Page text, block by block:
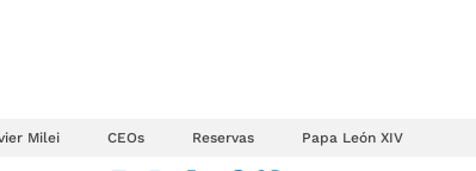
Milei CEOs Reservas Papa León XIV